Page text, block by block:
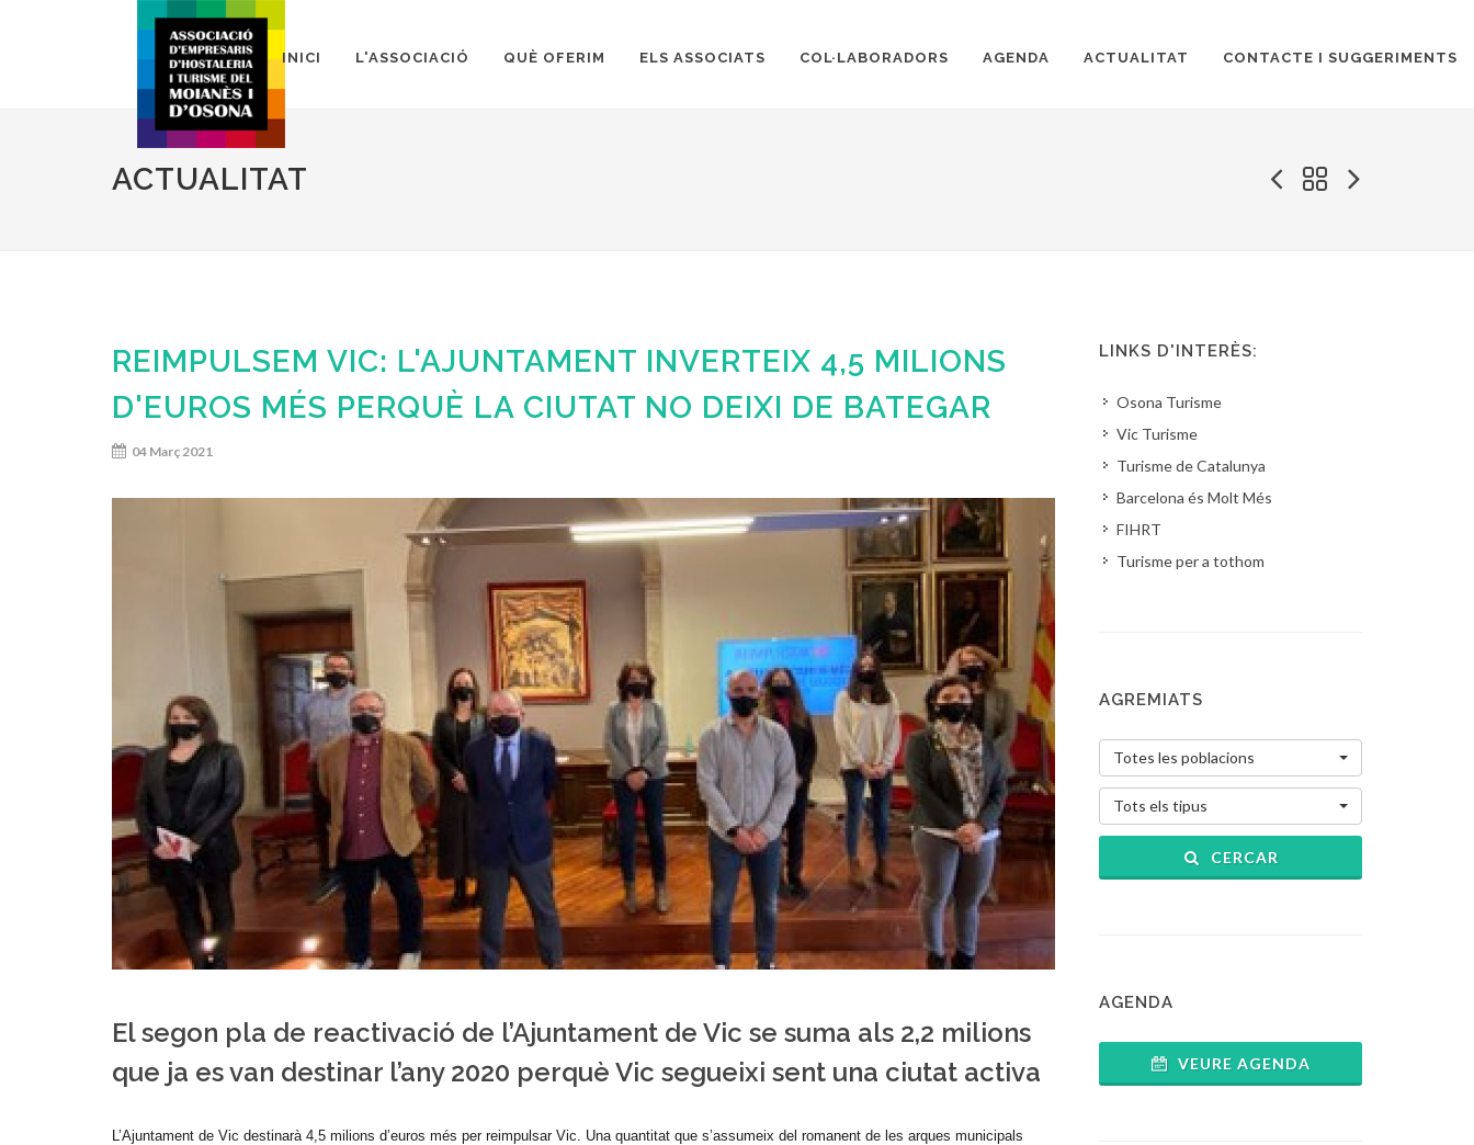
INICI L'ASSOCIACIÓ QUÈ OFERIM ELS ASSOCIATS COL·LABORADORS AGENDA ACTUALITAT CONTACTE I SUGGERIMENTS
ACTUALITAT
REIMPULSEM VIC: L'AJUNTAMENT INVERTEIX 4,5 MILIONS
D'EUROS MÉS PERQUÈ LA CIUTAT NO DEIXI DE BATEGAR
04 Març 2021
El segon pla de reactivació de l’Ajuntament de Vic se suma als 2,2 milions
que ja es van destinar l’any 2020 perquè Vic segueixi sent una ciutat activa
L’Ajuntament de Vic destinarà 4,5 milions d’euros més per reimpulsar Vic. Una quantitat que s’assumeix del romanent de les arques municipals
LINKS D'INTERÈS:
Osona Turisme
Vic Turisme
Turisme de Catalunya
Barcelona és Molt Més
FIHRT
Turisme per a tothom
AGREMIATS
Totes les poblacions
Tots els tipus
CERCAR
AGENDA
VEURE AGENDA